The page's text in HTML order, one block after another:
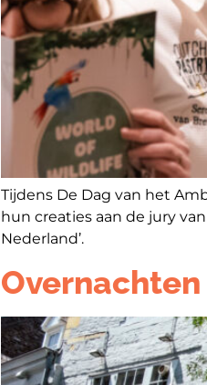
Tijdens De Dag van het
hun creaties aan de jury
Nederland’.